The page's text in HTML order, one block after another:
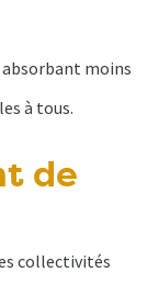
moins
à tous.
de
collectivités